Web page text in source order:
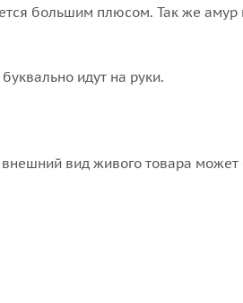
большим плюсом. Так же
идут на руки.
вид живого товара может